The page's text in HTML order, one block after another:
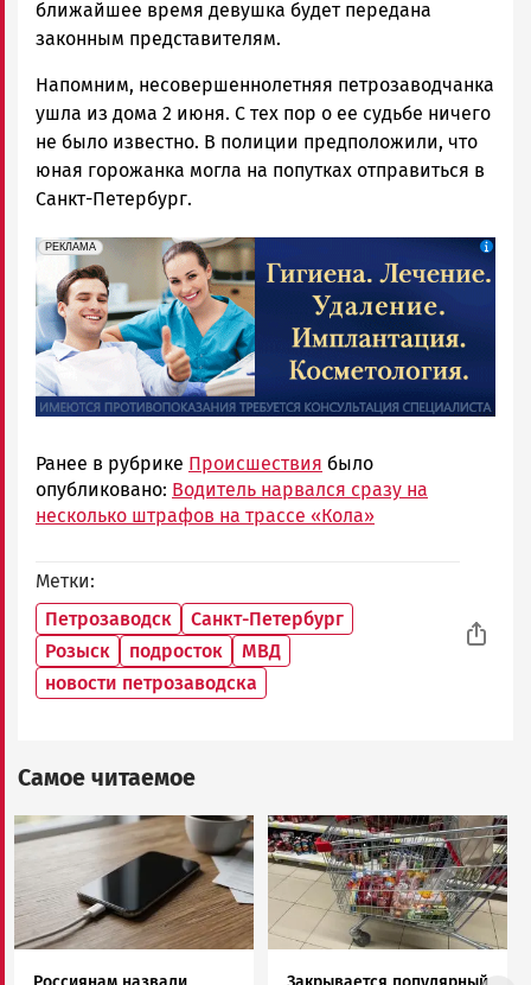
ближайшее время девушка будет передана
законным представителям.
Напомним, несовершеннолетняя петрозаводчанка
ушла из дома 2 июня. С тех пор о ее судьбе ничего
не было известно. В полиции предположили, что
юная горожанка могла на попутках отправиться в
Санкт-Петербург.
erid: 2SDnjdpiKp6
РЕКЛАМА
Реклама
Ранее в рубрике Происшествия было
опубликовано: Водитель нарвался сразу на
несколько штрафов на трассе «Кола»
Метки
Петрозаводск
Санкт-Петербург
Розыск
подросток
МВД
новости петрозаводска
Самое читаемое
Image Image